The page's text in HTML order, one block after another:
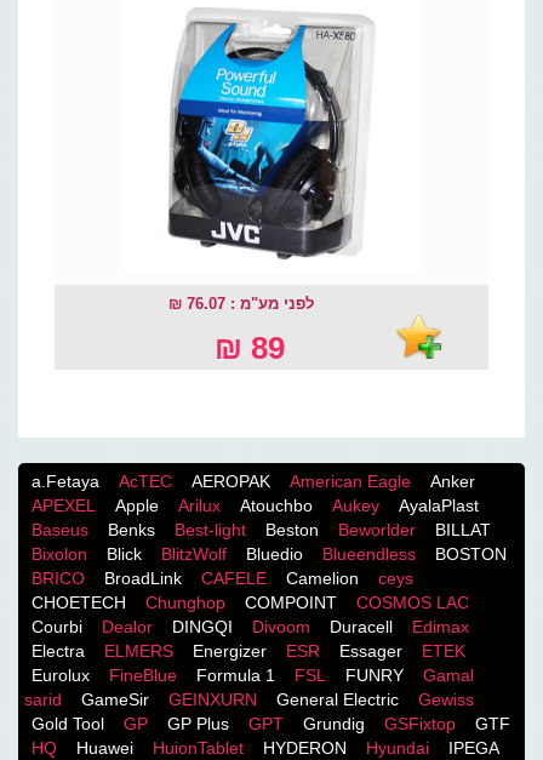
לפני מע"מ : 76.07 ₪
89 ₪
a.Fetaya AcTEC AEROPAK American Eagle
Anker
APEXEL
Apple Arilux Atouchbo Aukey
AyalaPlast
Baseus
Benks Best-light Beston Beworlder
BILLAT
Bixolon
Blick BlitzWolf Bluedio Blueendless
BOSTON
BRICO
BroadLink CAFELE Camelion
ceys
CHOETECH
Chunghop COMPOINT
COSMOS LACֹ
Courbi
Dealor DINGQI Divoom Duracell
Edimax
Electra
ELMERS Energizer ESR Essager
ETEK
Eurolux
FineBlue Formula 1 FSL FUNRY
Gamal
sarid
GameSir GEINXURN General Electric
Gewiss
Gold Tool
GP GP Plus GPT Grundig GSFixtop
GTF
HQ
Huawei HuionTablet HYDERON Hyundai
IPEGA